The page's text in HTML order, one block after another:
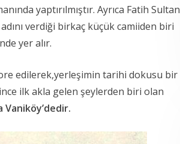
yaptırılmıştır. Ayrıca Fatih Sultan
verdiği birkaç küçük camiiden biri
yer alır.
edilerek,yerleşimin tarihi dokusu bir
ilk akla gelen şeylerden biri olan
Vaniköy’dedir.